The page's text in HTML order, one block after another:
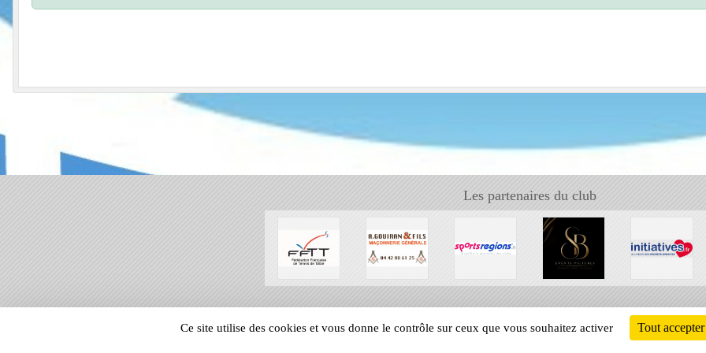
Les partenaires du club
REGIONSCe site utilise des cookies et vous donne le contrôle sur ceux que vous souhaitez activer Tout accepter